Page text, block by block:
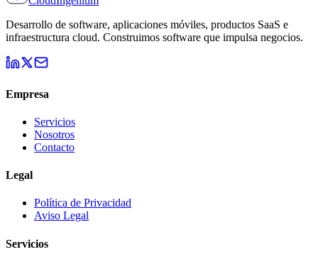
Desarrollo de software, aplicaciones móviles, productos SaaS e
infraestructura cloud. Construimos software que impulsa negocios.
Empresa
Servicios
Nosotros
Contacto
Legal
Política de Privacidad
Aviso Legal
Servicios